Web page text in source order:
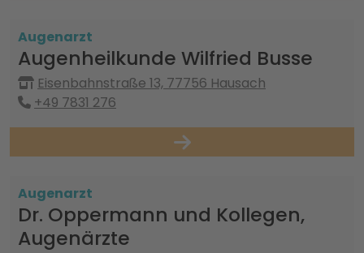
Augenarzt
Augenheilkunde Wilfried Busse
Eisenbahnstraße 13, 77756 Hausach
+49 7831 276
Augenarzt
Dr. Oppermann und Kollegen,
Augenärzte